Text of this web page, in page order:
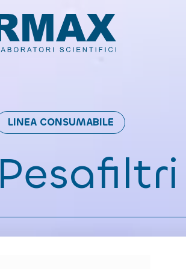
LINEA CONSUMABILE
Pesafiltri